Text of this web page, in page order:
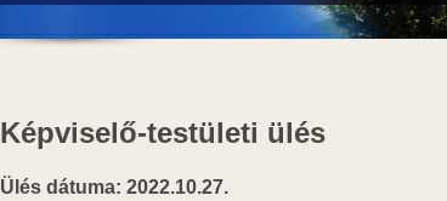
Képviselő-testületi ülés
Ülés dátuma: 2022.10.27.